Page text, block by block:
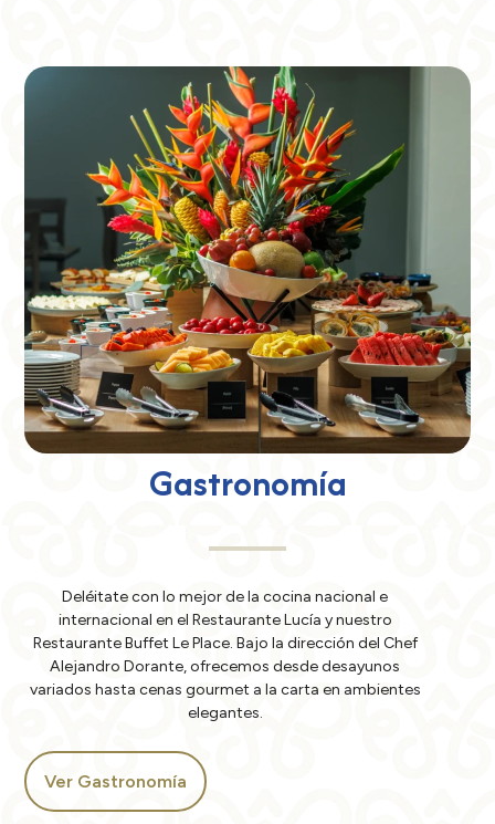
Gastronomía
Deléitate con lo mejor de la cocina nacional e
internacional en el Restaurante Lucía y nuestro
Restaurante Buffet Le Place. Bajo la dirección del Chef
Alejandro Dorante, ofrecemos desde desayunos
variados hasta cenas gourmet a la carta en ambientes
elegantes.
Ver Gastronomía